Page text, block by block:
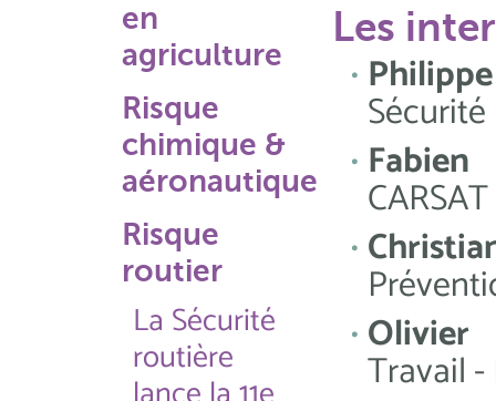
en
agriculture
Risque
chimique &
aéronautique
Risque
routier
La Sécurité
routière
Les
Fabien
Olivier
Travail -